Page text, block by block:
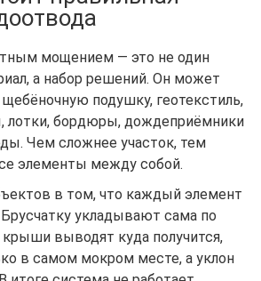
мощением — это не один
а набор решений. Он может
подушку, геотекстиль,
лотки, бордюры, дождеприёмники
Чем сложнее участок, тем
элементы между собой.
в том, что каждый элемент
укладывают сама по
выводят куда получится,
в самом мокром месте, а уклон